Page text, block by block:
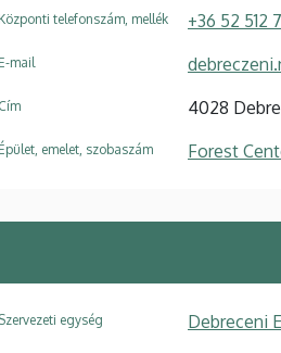
Központi telefonszám, mellék +36 52 512
E-mail
Cím 4028
Épület, emelet, szobaszám Forest
Szervezeti egység Debreceni